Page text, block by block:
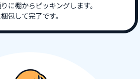
に棚からピッキングします。
包して完了です。